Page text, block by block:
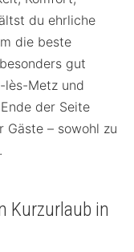
du ehrliche
die beste
gut
lès-Metz und
der Seite
– sowohl zu
Kurzurlaub in